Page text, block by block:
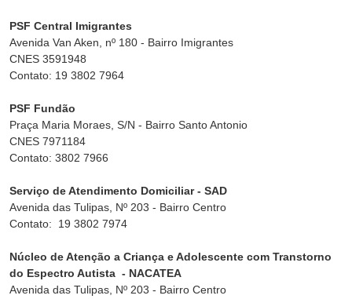
PSF Central Imigrantes
Avenida Van Aken, nº 180 - Bairro Imigrantes
CNES 3591948
Contato: 19 3802 7964
PSF Fundão
Praça Maria Moraes, S/N - Bairro Santo Antonio
CNES 7971184
Contato: 3802 7966
Serviço de Atendimento Domiciliar - SAD
Avenida das Tulipas, Nº 203 - Bairro Centro
Contato: 19 3802 7974
Núcleo de Atenção a Criança e Adolescente com Transtorno
do Espectro Autista - NACATEA
Avenida das Tulipas, Nº 203 - Bairro Centro